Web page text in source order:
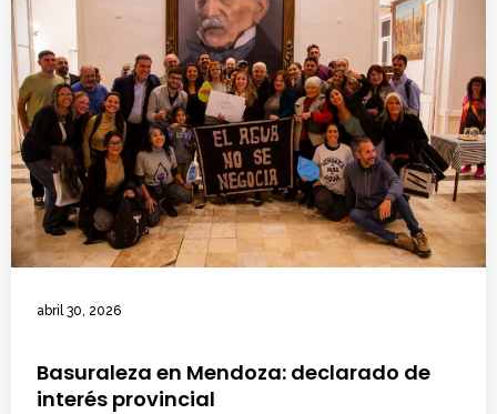
abril 30, 2026
Basuraleza en Mendoza: declarado de
interés provincial